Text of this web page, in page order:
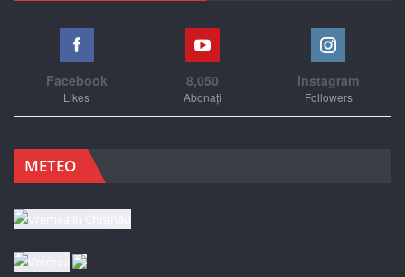
Facebook
Likes
8,050
Abonați
Instagram
Followers
METEO